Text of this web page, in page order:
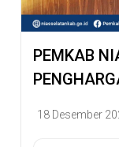
PEMKAB
18 Desember